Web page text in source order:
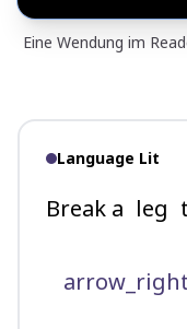
Eine Wendung im
Language Lit
Break a leg